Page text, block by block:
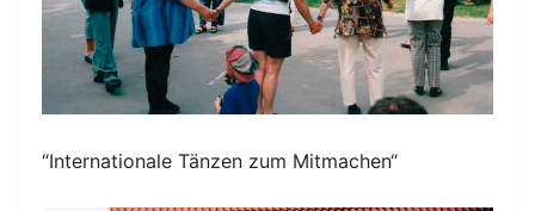
“Internationale Tänzen zum Mitmachen“